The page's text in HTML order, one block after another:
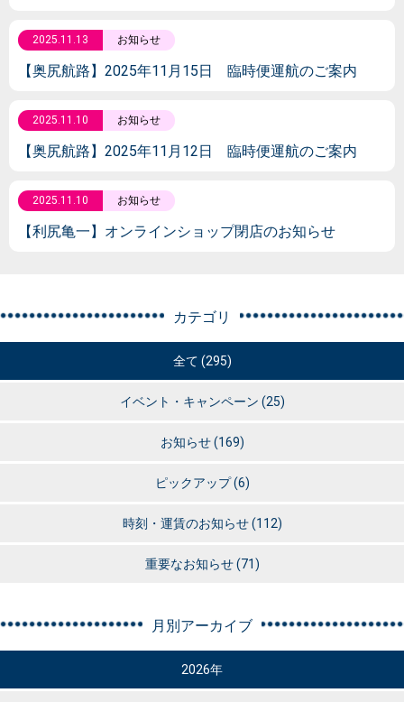
2025.11.13 お知らせ
【奥尻航路】2025年11月15日 臨時便運航のご案内
2025.11.10 お知らせ
【奥尻航路】2025年11月12日 臨時便運航のご案内
2025.11.10 お知らせ
【利尻亀一】オンラインショップ閉店のお知らせ
カテゴリ
全て (295)
イベント・キャンペーン (25)
お知らせ(169)
ピックアップ(6)
時刻・運賃のお知らせ(112)
重要なお知らせ(71)
月別アーカイブ
2026年